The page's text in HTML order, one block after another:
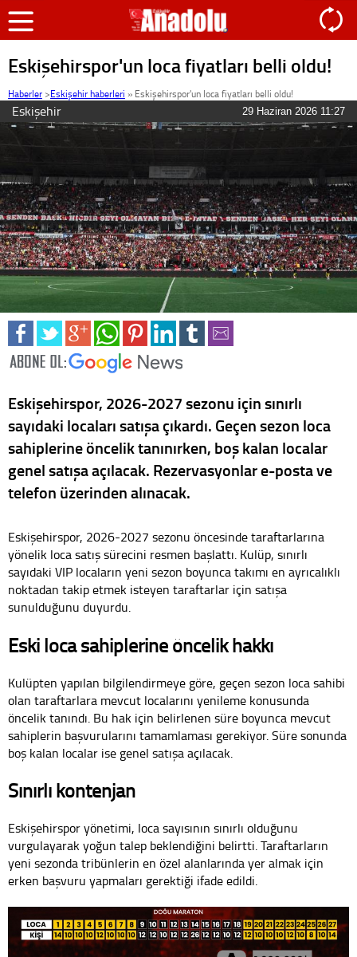
Eskişehirspor'un loca fiyatları belli oldu!
Haberler >Eskişehir haberleri » Eskişehirspor'un loca fiyatları belli oldu!
Eskişehir 29 Haziran 2026 11:27
Eskişehirspor, 2026-2027 sezonu için sınırlı
sayıdaki locaları satışa çıkardı. Geçen sezon loca
sahiplerine öncelik tanınırken, boş kalan localar
genel satışa açılacak. Rezervasyonlar e-posta ve
telefon üzerinden alınacak.
Eskişehirspor, 2026-2027 sezonu öncesinde taraftarlarına
yönelik loca satış sürecini resmen başlattı. Kulüp, sınırlı
sayıdaki VIP locaların yeni sezon boyunca takımı en ayrıcalıklı
noktadan takip etmek isteyen taraftarlar için satışa
sunulduğunu duyurdu.
Eski loca sahiplerine öncelik hakkı
Kulüpten yapılan bilgilendirmeye göre, geçen sezon loca sahibi
olan taraftarlara mevcut localarını yenileme konusunda
öncelik tanındı. Bu hak için belirlenen süre boyunca mevcut
sahiplerin başvurularını tamamlaması gerekiyor. Süre sonunda
boş kalan localar ise genel satışa açılacak.
Sınırlı kontenjan
Eskişehirspor yönetimi, loca sayısının sınırlı olduğunu
vurgulayarak yoğun talep beklendiğini belirtti. Taraftarların
yeni sezonda tribünlerin en özel alanlarında yer almak için
erken başvuru yapmaları gerektiği ifade edildi.